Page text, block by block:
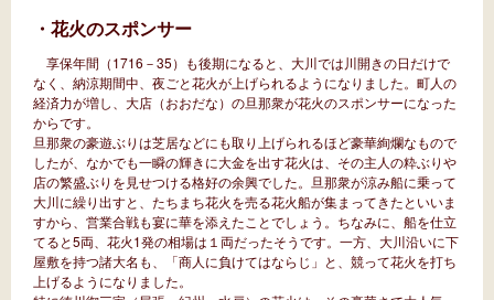
・花火のスポンサー
享保年間（1716－35）も後期になると、大川では川開きの日だけで
なく、納涼期間中、夜ごと花火が上げられるようになりました。町人の
経済力が増し、大店（おおだな）の旦那衆が花火のスポンサーになった
からです。
旦那衆の豪遊ぶりは芝居などにも取り上げられるほど豪華絢爛なもので
したが、なかでも一瞬の輝きに大金を出す花火は、その主人の粋ぶりや
店の繁盛ぶりを見せつける格好の余興でした。旦那衆が涼み船に乗って
大川に繰り出すと、たちまち花火を売る花火船が集まってきたといいま
すから、営業合戦も宴に華を添えたことでしょう。ちなみに、船を仕立
てると5両、花火1発の相場は１両だったそうです。一方、大川沿いに下
屋敷を持つ諸大名も、「商人に負けてはならじ」と、競って花火を打ち
上げるようになりました。